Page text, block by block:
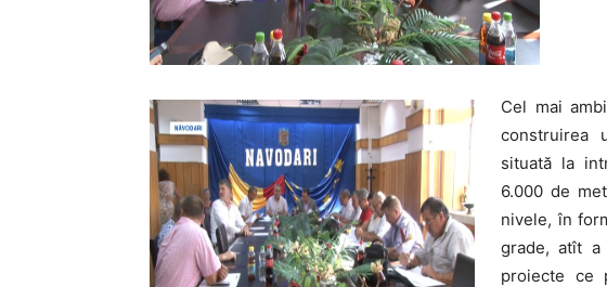
Cel mai
construirea
situată la
6.000 de
nivele, în
grade, atît
proiecte ce